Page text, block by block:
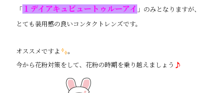
「 １デイアキュビュートゥルーアイ 」のみとなりますが、
とても装用感の良いコンタクトレンズです。
オススメですよ
。
今から花粉対策をして、花粉の時期を乗り越えましょう